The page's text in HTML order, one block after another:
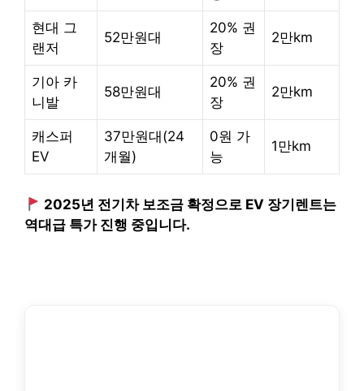
현대 그
랜저
52만원대
20% 권
장
2만km
기아 카
니발
58만원대
20% 권
장
2만km
캐스퍼
EV
37만원대(24
개월)
0원 가
능
1만km
2025년 전기차 보조금 확정으로 EV 장기렌트는
역대급 특가 진행 중입니다.